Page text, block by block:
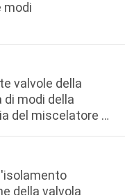
modi
valvole della
di modi della
del miscelatore di
della valvola